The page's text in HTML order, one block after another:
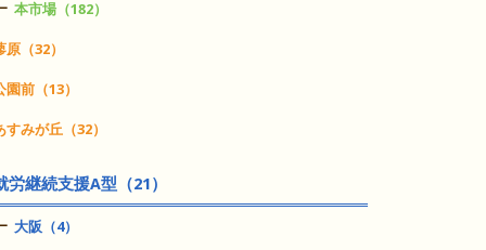
本市場（182）
原（32）
園前（13）
すみが丘（32）
労継続支援A型（21）
大阪（4）